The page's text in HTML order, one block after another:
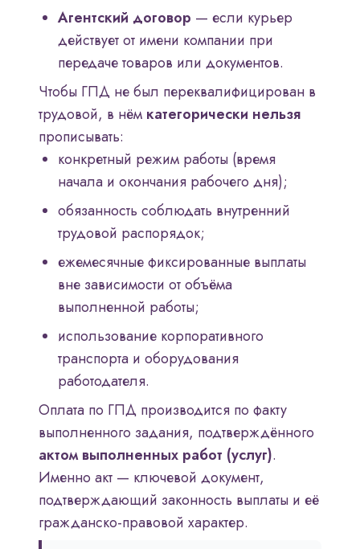
Агентский договор — если курьер
действует от имени компании при
передаче товаров или документов.
Чтобы ГПД не был переквалифицирован в
трудовой, в нём категорически нельзя
прописывать:
конкретный режим работы (время
начала и окончания рабочего дня);
обязанность соблюдать внутренний
трудовой распорядок;
ежемесячные фиксированные выплаты
вне зависимости от объёма
выполненной работы;
использование корпоративного
транспорта и оборудования
работодателя.
Оплата по ГПД производится по факту
выполненного задания, подтверждённого
актом выполненных работ (услуг).
Именно акт — ключевой документ,
подтверждающий законность выплаты и её
гражданско-правовой характер.